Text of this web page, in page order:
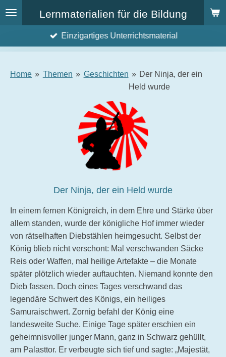
Zum
Hauptinhalt
Lernmaterialien für die Bildung
Einzigartiges Unterrichtsmaterial
Home » Themen » Geschichten » Der Ninja, der ein
Held wurde
Der Ninja, der ein Held wurde
In einem fernen Königreich, in dem Ehre und Stärke über
allem standen, wurde der königliche Hof immer wieder
von rätselhaften Diebstählen heimgesucht. Selbst der
König blieb nicht verschont: Mal verschwanden Säcke
Reis oder Waffen, mal heilige Artefakte – die Monate
später plötzlich wieder auftauchten. Niemand konnte den
Dieb fassen. Doch eines Tages verschwand das
legendäre Schwert des Königs, ein heiliges
Samuraischwert. Zornig befahl der König eine
landesweite Suche. Einige Tage später erschien ein
geheimnisvoller junger Mann, ganz in Schwarz gehüllt,
am Palasttor. Er verbeugte sich tief und sagte: „Majestät,